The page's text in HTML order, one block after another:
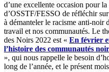
à démanteler le racisme anti-noir
travail et nos communautés. Le
des Noirs 2022 est «En février
l’histoire des communautés
», qui nous rappelle le besoin
long de l’année, et le présent
d’entreprendre une conversation
envergure, au sujet des